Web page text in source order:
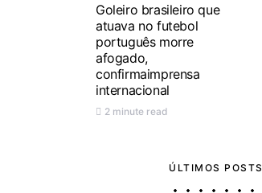
Goleiro brasileiro que
atuava no futebol
português morre
afogado,
confirmaimprensa
internacional
2 minute read
ÚLTIMOS POSTS